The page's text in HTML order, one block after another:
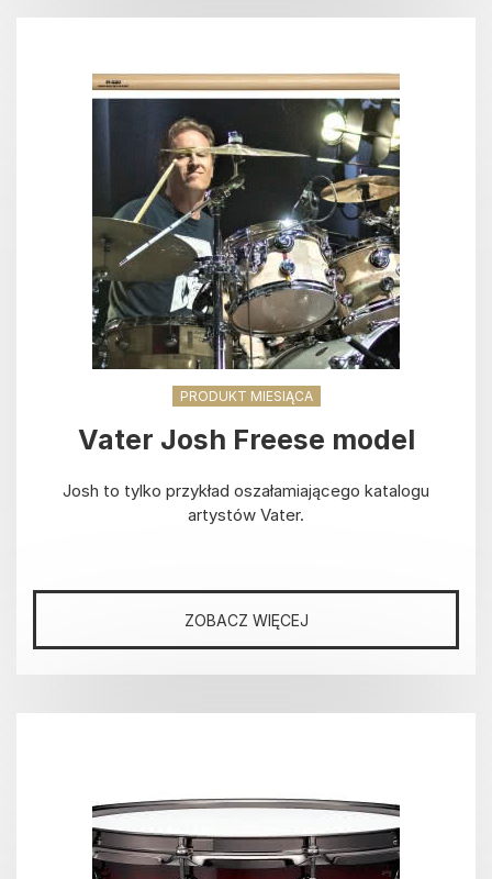
PRODUKT MIESIĄCA
Vater Josh Freese model
Josh to tylko przykład oszałamiającego katalogu
artystów Vater.
ZOBACZ WIĘCEJ